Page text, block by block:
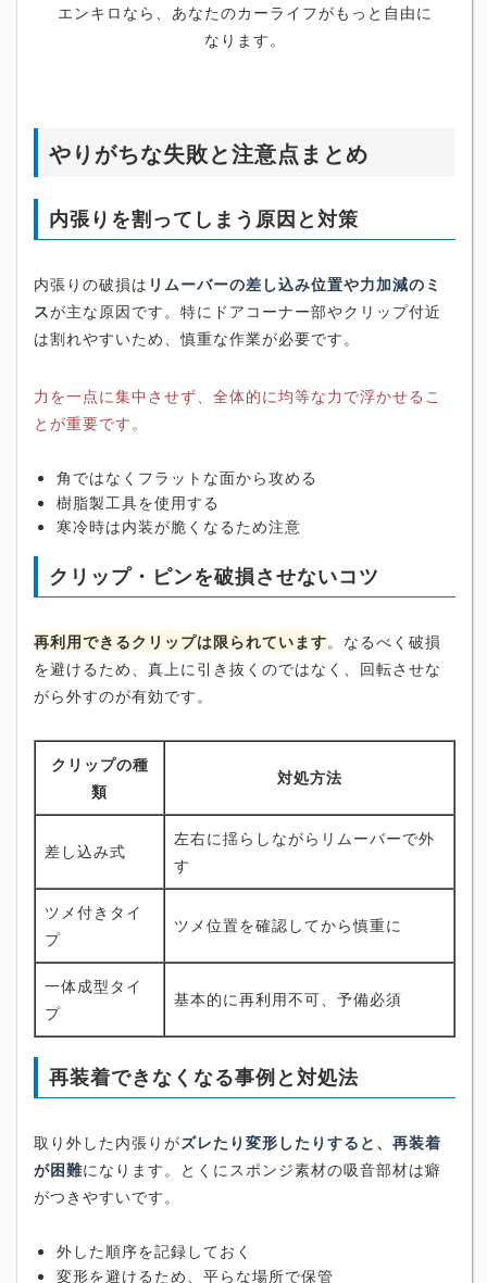
エンキロなら、あなたのカーライフがもっと自由に
なります。
やりがちな失敗と注意点まとめ
内張りを割ってしまう原因と対策
内張りの破損は リムーバーの差し込み位置や力加減のミ
スが主な原因です。特にドアコーナー部やクリップ付近
は割れやすいため、慎重な作業が必要です。
力を一点に集中させず、全体的に均等な力で浮かせるこ
とが重要です。
角ではなくフラットな面から攻める
樹脂製工具を使用する
寒冷時は内装が脆くなるため注意
クリップ・ピンを破損させないコツ
再利用できるクリップは限られています。なるべく破損
を避けるため、真上に引き抜くのではなく、回転させな
がら外すのが有効です。
クリップの種
類
対処方法
差し込み式
左右に揺らしながらリムーバーで外
す
ツメ付きタイ
プ
ツメ位置を確認してから慎重に
一体成型タイ
プ
基本的に再利用不可、予備必須
再装着できなくなる事例と対処法
取り外した内張りがズレたり変形したりすると、再装着
が困難になります。とくにスポンジ素材の吸音部材は癖
がつきやすいです。
外した順序を記録しておく
変形を避けるため、平らな場所で保管